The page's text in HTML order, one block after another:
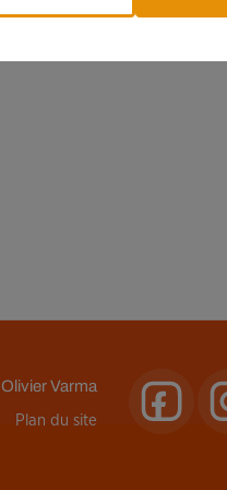
Olivier Varma
Plan du site